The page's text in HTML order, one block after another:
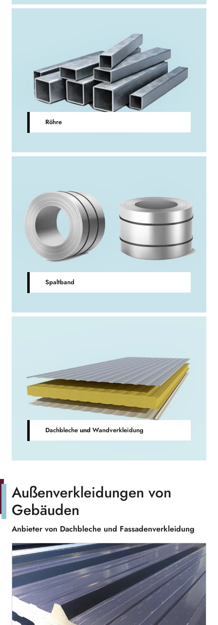
Röhre
Spaltband
Dachbleche und Wandverkleidung
Anbieter von Dachbleche und Fassadenverkleidung
Außenverkleidungen von
Gebäuden